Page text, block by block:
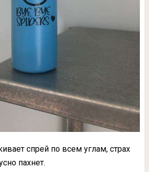
спрей по всем углам, страх
пахнет.